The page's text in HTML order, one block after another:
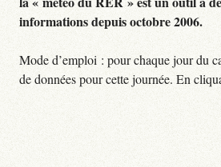
informations depuis octobre 2006.
Mode d’emploi : pour chaque jour du
de données pour cette journée. En